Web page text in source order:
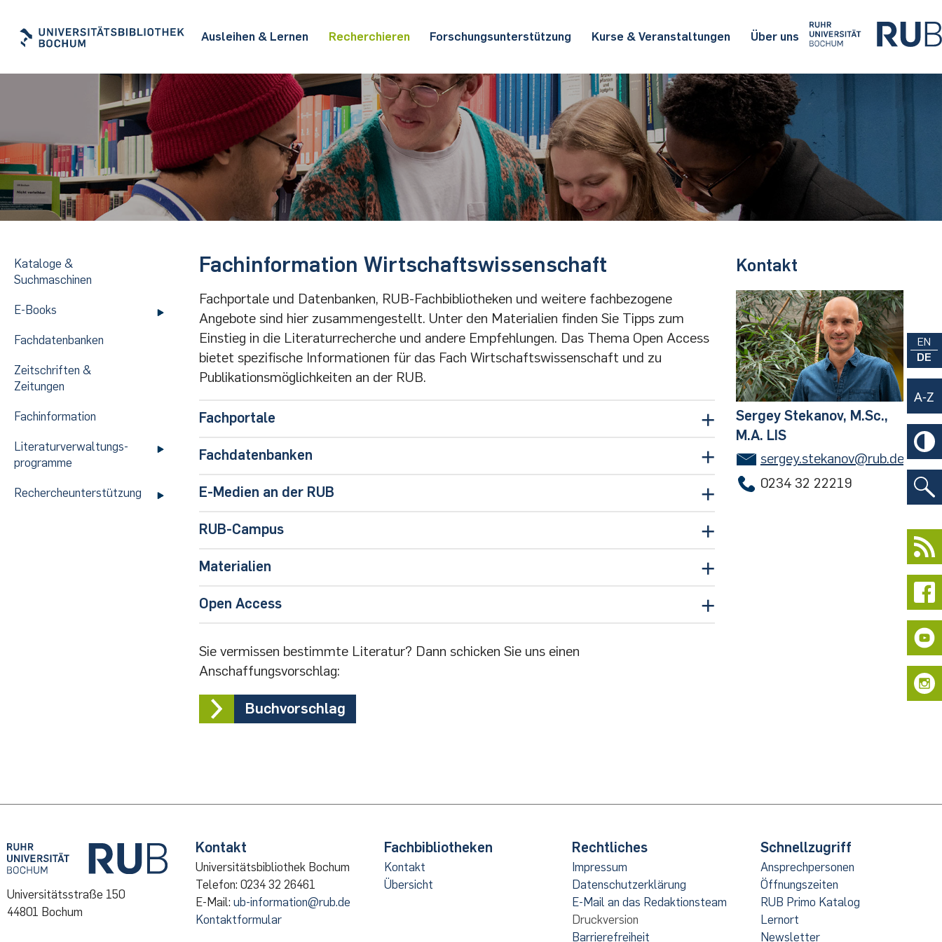
Ausleihen & Lernen Recherchieren Forschungs­un­ter­stützung Kurse & Veranstaltungen Über uns
Kataloge &
Suchmaschinen
E-Books
Fachdatenbanken
Zeitschriften &
Zeitungen
Fachinformation
Litera­tur­ver­wal­tungs­
pro­gram­me
Rechercheunterstützung
Fachinformation Wirtschaftswissenschaft
Fachportale und Datenbanken, RUB-Fachbibliotheken und weitere fachbezogene
Angebote sind hier zusammengestellt. Unter den Materialien finden Sie Tipps zum
Einstieg in die Literaturrecherche und andere Empfehlungen. Das Thema Open Access
bietet spezifische Informationen für das Fach Wirtschaftswissenschaft und zu
Publikationsmöglichkeiten an der RUB.
Fachportale
Leibniz-Informationszentrum Wirtschaft
EconBiz
(Virtuelle Fachbibliothek Wirtschaftswissenschaften) |Info
Fachdatenbanken
TOP-Datenbanken
Academic Search Premier
Business Source Premier
Inlibra
|
Regional Business News
|Info
Scopus
|
Statista
|Info
Weitere Datenbanken
DBIS-Gesamtangebot Wirtschaftswissenschaften
E-Medien an der RUB
RUB Primo Katalog
E-Book-Sammlungen von A bis Z
Elektronische Zeitschriftenbibliothek (EZB)
RUB-Campus
Fakultät für Wirtschaftswissenschaft
Fakultätsbibliothek Wirtschaftswissenschaft
Buchvorschlag UB
Materialien
Literaturrecherche first Steps
Open Access
Publizieren an der RUB
Fördermöglichkeiten
Sie vermissen bestimmte Literatur? Dann schicken Sie uns einen
Anschaffungsvorschlag:
Buchvorschlag
Kontakt
Sergey Stekanov, M.Sc.,
M.A. LIS
sergey.stekanov@rub.de
0234 32 22219
EN
DE
Universitätsstraße 150
44801 Bochum
Kontakt
Universitätsbibliothek Bochum
Telefon: 0234 32 26461
E-Mail: ub-information@rub.de
Kontaktformular
Fachbibliotheken
Kontakt
Übersicht
Rechtliches
Impressum
Datenschutzerklärung
E-Mail an das Redaktionsteam
Druckversion
Barrierefreiheit
Schnellzugriff
Ansprechpersonen
Öffnungszeiten
RUB Primo Katalog
Lernort
Newsletter